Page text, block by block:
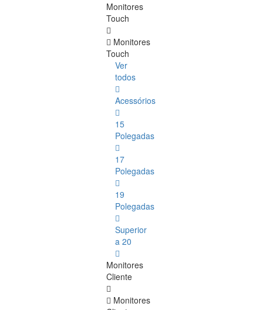
Monitores
Touch
Monitores
Touch
Ver
todos
Acessórios
15
Polegadas
17
Polegadas
19
Polegadas
Superior
a 20
Monitores
Cliente
Monitores